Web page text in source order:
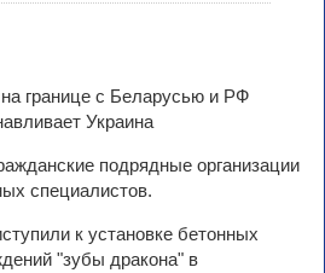
подрядные организации
специалистов.
к установке бетонных
"зубы дракона" в